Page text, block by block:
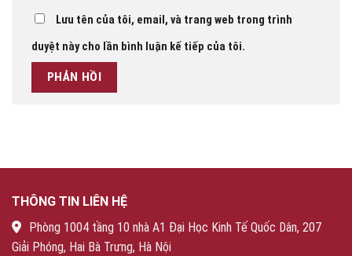
Lưu tên của tôi, email, và trang web trong trình
duyệt này cho lần bình luận kế tiếp của tôi.
THÔNG TIN LIÊN HỆ
Phòng 1004 tầng 10 nhà A1 Đại Học Kinh Tế Quốc Dân, 207
Giải Phóng, Hai Bà Trưng, Hà Nội